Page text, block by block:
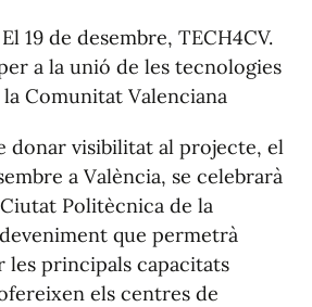
19 de desembre, TECH4CV.
a la unió de les tecnologies
Comunitat Valenciana
donar visibilitat al projecte, el
a València, se celebrarà
Politècnica de la
que permetrà
les principals capacitats
els centres de